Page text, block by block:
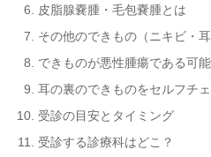
皮脂腺嚢腫・毛包嚢腫とは
その他のできもの（ニキビ・耳
できものが悪性腫瘍である可
耳の裏のできものをセルフチ
受診の目安とタイミング
受診する診療科はどこ？